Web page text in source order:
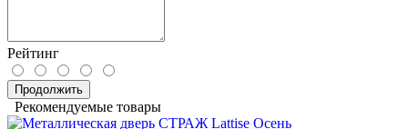
Рейтинг
Продолжить
Рекомендуемые товары